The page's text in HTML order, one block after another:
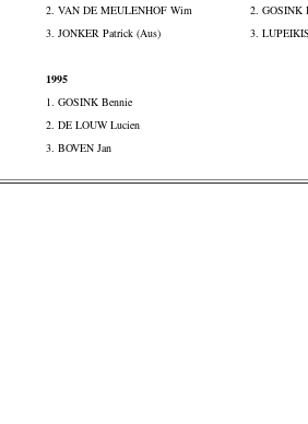
2. VAN DE MEULENHOF Wim
3. JONKER Patrick (Aus)
1995
1. GOSINK Bennie
2. DE LOUW Lucien
3. BOVEN Jan
2. GOSINK
3.